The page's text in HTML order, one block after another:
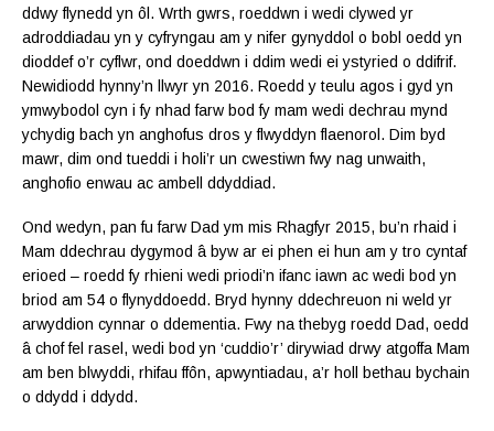
ddwy flynedd yn ôl. Wrth gwrs, roeddwn i wedi clywed yr
adroddiadau yn y cyfryngau am y nifer gynyddol o bobl oedd yn
dioddef o’r cyflwr, ond doeddwn i ddim wedi ei ystyried o ddifrif.
Newidiodd hynny’n llwyr yn 2016. Roedd y teulu agos i gyd yn
ymwybodol cyn i fy nhad farw bod fy mam wedi dechrau mynd
ychydig bach yn anghofus dros y flwyddyn flaenorol. Dim byd
mawr, dim ond tueddi i holi’r un cwestiwn fwy nag unwaith,
anghofio enwau ac ambell ddyddiad.
Ond wedyn, pan fu farw Dad ym mis Rhagfyr 2015, bu’n rhaid i
Mam ddechrau dygymod â byw ar ei phen ei hun am y tro cyntaf
erioed – roedd fy rhieni wedi priodi’n ifanc iawn ac wedi bod yn
briod am 54 o flynyddoedd. Bryd hynny ddechreuon ni weld yr
arwyddion cynnar o ddementia. Fwy na thebyg roedd Dad, oedd
â chof fel rasel, wedi bod yn ‘cuddio’r’ dirywiad drwy atgoffa Mam
am ben blwyddi, rhifau ffôn, apwyntiadau, a’r holl bethau bychain
o ddydd i ddydd.